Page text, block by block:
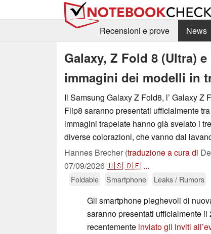
Recensioni e prove
News
Galaxy, Z Fold 8 (Ultra)
immagini dei modelli in
Il Samsung Galaxy Z Fold8, l’ Galaxy Z
Flip8 saranno presentati ufficialmente
immagini trapelate hanno già svelato i
diverse colorazioni, che vanno dal
Hannes Brecher (traduzione a cura di
07/09/2026🇺🇸🇩🇪 ...
Foldable Smartphone Leaks / Rumors
Gli smartphone pieghevoli di
saranno presentati ufficialmente
recentemente inviato gli inviti